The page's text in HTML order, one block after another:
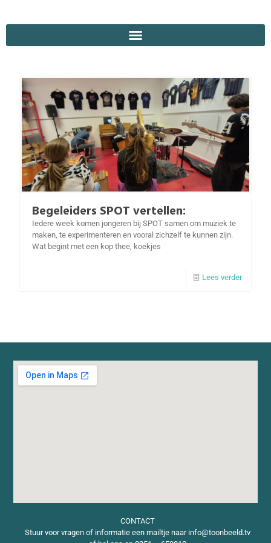
Begeleiders SPOT vertellen:
Iedere week komen jongeren bij SPOT samen om muziek te
maken, te experimenteren en vooral zichzelf te kunnen zijn.
Wat begint met een kop thee, koekjes
Lees verder
CONTACT
Stuur voor vragen of informatie een mailtje naar info@toonbeeld.tv